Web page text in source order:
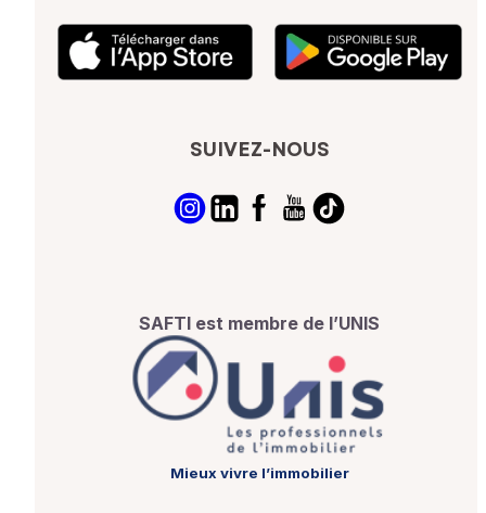
SUIVEZ-NOUS
SAFTI est membre de l’UNIS
Mieux vivre l’immobilier